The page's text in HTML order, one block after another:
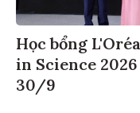
Học bổng
in Science
30/9